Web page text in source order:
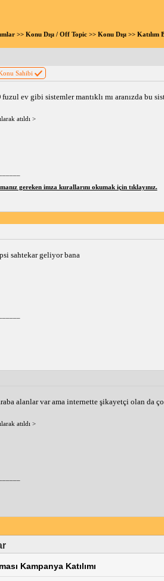
>> Konu Dışı / Off Topic>> Konu Dışı>> Katılım
Sahibi
ev gibi sistemler mantıklı mı aranızda bu
atıldı >
gereken imza kurallarını okumak için tıklayınız.
sahtekar geliyor bana
alanlar var ama internette şikayetçi olan da
atıldı >
Kampanya Katılımı